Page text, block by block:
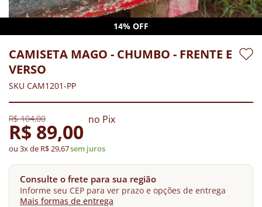
14% OFF
CAMISETA MAGO - CHUMBO - FRENTE E
VERSO
SKU CAM1201-PP
R$ 104,00
R$ 89,00 no Pix
ou 3x de R$ 29,67sem juros
Consulte o frete para sua região
Informe seu CEP para ver prazo e opções de entrega
Mais formas de entrega